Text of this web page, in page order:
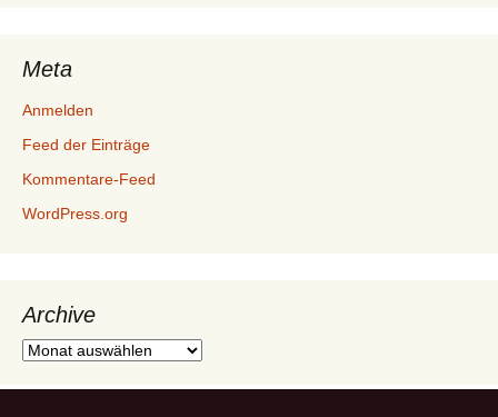
Meta
Anmelden
Feed der Einträge
Kommentare-Feed
WordPress.org
Archive
Archive